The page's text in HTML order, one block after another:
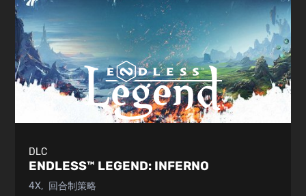
DLC
ENDLESS™ LEGEND: INFERNO
4X 回合制策略